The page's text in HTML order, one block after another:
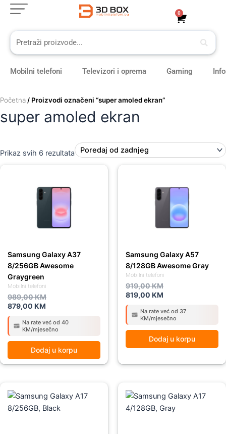
Skip
content
0
Cart
Mobilni telefoni Televizori i oprema Gaming
Početna / Proizvodi označeni “super amoled ekran”
super amoled ekran
Prikaz svih 6 rezultata
Sorted
by
latest
Mobilni telefoni
Samsung Galaxy A37
8/256GB Awesome
Graygreen
989,00KM
989,00 KM.
879,00 KM
879,00 KM.
Na rate već od 40
KM/mjesečno
Dodaj u korpu
Mobilni telefoni
Samsung Galaxy A57
8/128GB Awesome Gray
919,00KM
919,00 KM.
819,00 KM
819,00 KM.
Na rate već od 37
KM/mjesečno
Dodaj u korpu
price
was:
459,00 KM.
price
is:
419,00 KM.
price
was:
359,00 KM.
price
is:
295,00 KM.